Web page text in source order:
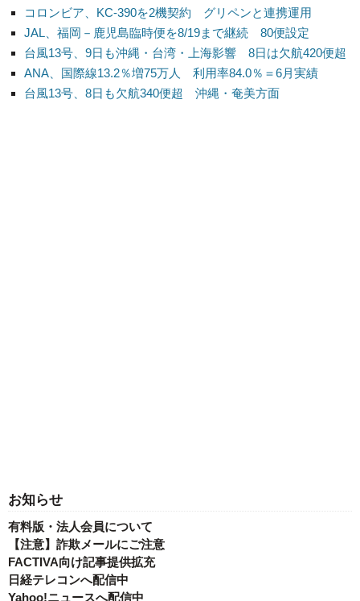
コロンビア、KC-390を2機契約 グリペンと連携運用
JAL、福岡－鹿児島臨時便を8/19まで継続 80便設定
台風13号、9日も沖縄・台湾・上海影響 8日は欠航420便超
ANA、国際線13.2％増75万人 利用率84.0％＝6月実績
台風13号、8日も欠航340便超 沖縄・奄美方面
お知らせ
有料版・法人会員について
【注意】詐欺メールにご注意
FACTIVA向け記事提供拡充
日経テレコンへ配信中
Yahoo!ニュースへ配信中